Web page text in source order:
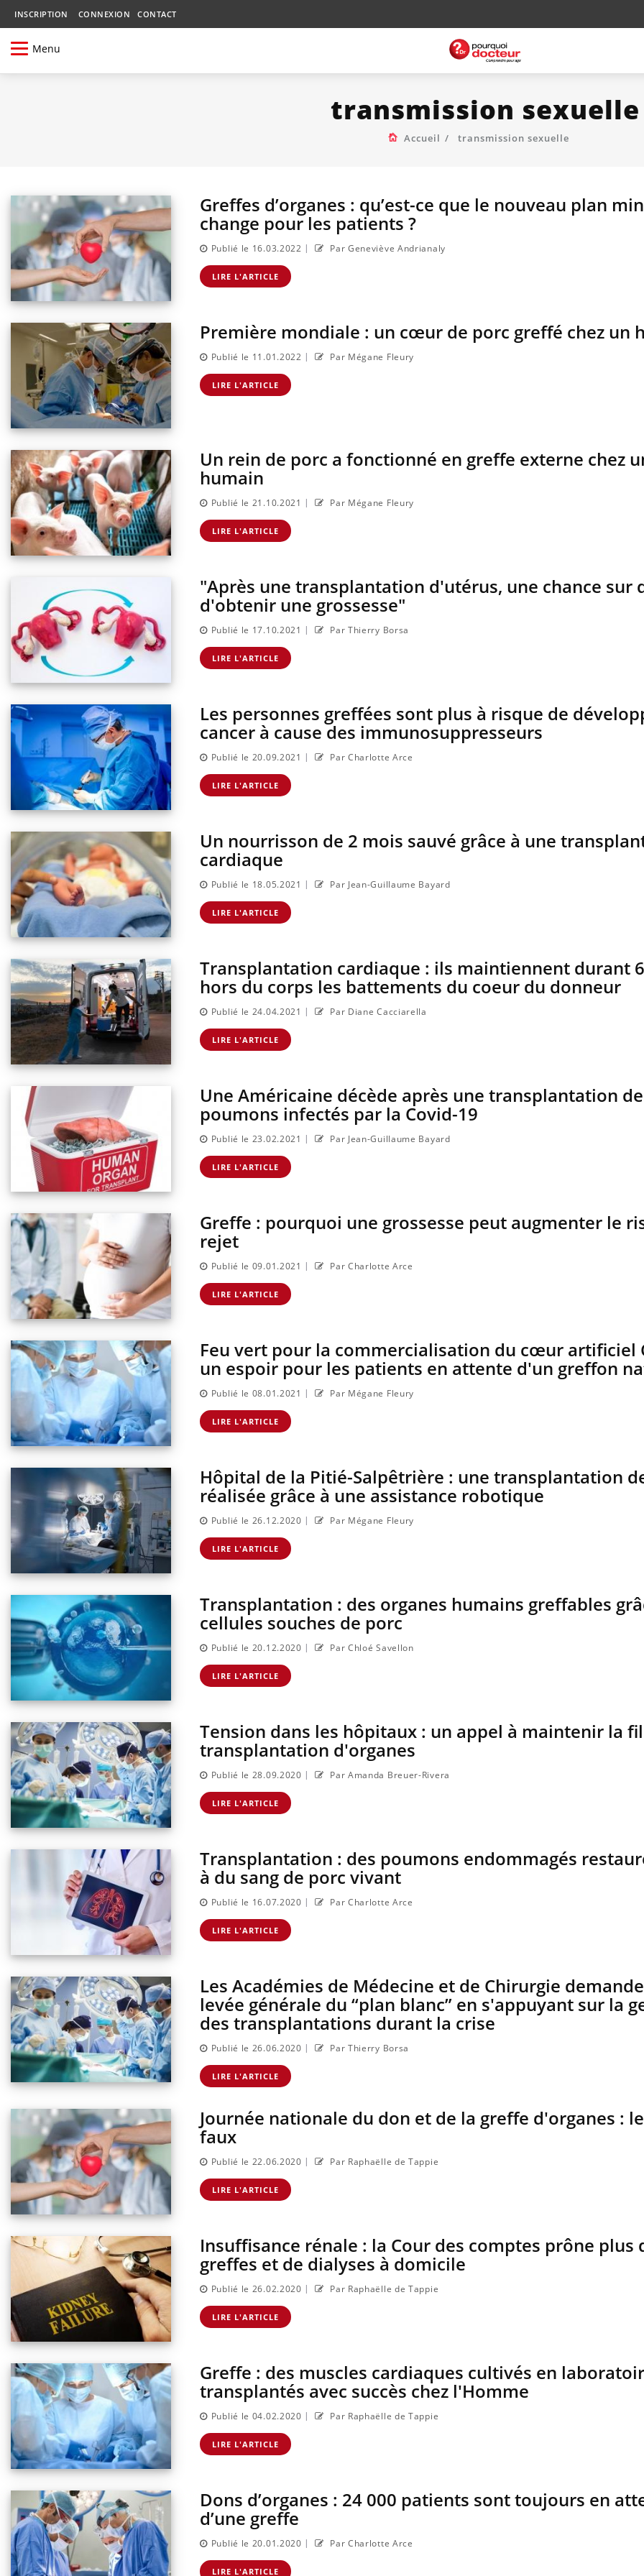
INSCRIPTION CONNEXION CONTACT
Menu
transmission sexuelle
Accueil transmission sexuelle
Greffes d’organes : qu’est-ce que le nouveau plan
change pour les patients ?
Publié le 16.03.2022 | Par Geneviève Andrianaly
LIRE L'ARTICLE
Première mondiale : un cœur de porc greffé chez un
Publié le 11.01.2022 | Par Mégane Fleury
LIRE L'ARTICLE
Un rein de porc a fonctionné en greffe externe chez
humain
Publié le 21.10.2021 | Par Mégane Fleury
LIRE L'ARTICLE
"Après une transplantation d'utérus, une chance sur
d'obtenir une grossesse"
Publié le 17.10.2021 | Par Thierry Borsa
LIRE L'ARTICLE
Les personnes greffées sont plus à risque de
cancer à cause des immunosuppresseurs
Publié le 20.09.2021 | Par Charlotte Arce
LIRE L'ARTICLE
Un nourrisson de 2 mois sauvé grâce à une
cardiaque
Publié le 18.05.2021 | Par Jean-Guillaume Bayard
LIRE L'ARTICLE
Transplantation cardiaque : ils maintiennent durant
hors du corps les battements du coeur du donneur
Publié le 24.04.2021 | Par Diane Cacciarella
LIRE L'ARTICLE
Une Américaine décède après une transplantation de
poumons infectés par la Covid-19
Publié le 23.02.2021 | Par Jean-Guillaume Bayard
LIRE L'ARTICLE
Greffe : pourquoi une grossesse peut augmenter le
rejet
Publié le 09.01.2021 | Par Charlotte Arce
LIRE L'ARTICLE
Feu vert pour la commercialisation du cœur artificiel
un espoir pour les patients en attente d'un greffon
Publié le 08.01.2021 | Par Mégane Fleury
LIRE L'ARTICLE
Hôpital de la Pitié-Salpêtrière : une transplantation
réalisée grâce à une assistance robotique
Publié le 26.12.2020 | Par Mégane Fleury
LIRE L'ARTICLE
Transplantation : des organes humains greffables
cellules souches de porc
Publié le 20.12.2020 | Par Chloé Savellon
LIRE L'ARTICLE
Tension dans les hôpitaux : un appel à maintenir la
transplantation d'organes
Publié le 28.09.2020 | Par Amanda Breuer-Rivera
LIRE L'ARTICLE
Transplantation : des poumons endommagés
à du sang de porc vivant
Publié le 16.07.2020 | Par Charlotte Arce
LIRE L'ARTICLE
Les Académies de Médecine et de Chirurgie
levée générale du “plan blanc” en s'appuyant sur la
des transplantations durant la crise
Publié le 26.06.2020 | Par Thierry Borsa
LIRE L'ARTICLE
Journée nationale du don et de la greffe d'organes :
faux
Publié le 22.06.2020 | Par Raphaëlle de Tappie
LIRE L'ARTICLE
Insuffisance rénale : la Cour des comptes prône plus
greffes et de dialyses à domicile
Publié le 26.02.2020 | Par Raphaëlle de Tappie
LIRE L'ARTICLE
Greffe : des muscles cardiaques cultivés en
transplantés avec succès chez l'Homme
Publié le 04.02.2020 | Par Raphaëlle de Tappie
LIRE L'ARTICLE
Dons d’organes : 24 000 patients sont toujours en
d’une greffe
Publié le 20.01.2020 | Par Charlotte Arce
LIRE L'ARTICLE
: ce jus
l'attention
:
en plus
Cancer colorectal : une
stratégie simple aurait
changé la donne au Pays
basque
Chikungunya, dengue,
West Nile : que se passe-t-
il dans le sud de la France ?
Les médicaments GLP-1
protègent-ils aussi les os ?
La sieste empêche-t-elle de
dormir la nuit ?
Fortes
le
pour
ou
qui la rend
Youtube
Insuline & Charge mentale : et si on
osait en parler??Youtube
En 2026, l'insuline dans le diabète de type 2
reste entourée d'idées reçues chez les
patients comme parfois chez les soignants.
Youtube
Eczéma Chronique des Mains : se
préparer pour l’été !Youtube
L'été arrive… et avec lui, un tout nouveau
rythme de vie ! Vacances, plage, piscine,
Youtube
Diabète & Ramadan
Le Ramadan approche,